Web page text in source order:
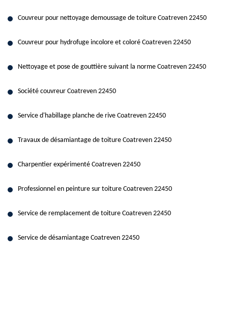
Couvreur pour nettoyage demoussage de toiture Coatreven 22450
Couvreur pour hydrofuge incolore et coloré Coatreven 22450
Nettoyage et pose de gouttière suivant la norme Coatreven 22450
Société couvreur Coatreven 22450
Service d'habillage planche de rive Coatreven 22450
Travaux de désamiantage de toiture Coatreven 22450
Charpentier expérimenté Coatreven 22450
Professionnel en peinture sur toiture Coatreven 22450
Service de remplacement de toiture Coatreven 22450
Service de désamiantage Coatreven 22450